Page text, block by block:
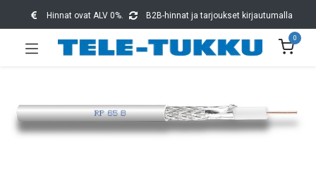
Hinnat ovat ALV 0%. B2B-hinnat ja tarjoukset kirjautumalla
0